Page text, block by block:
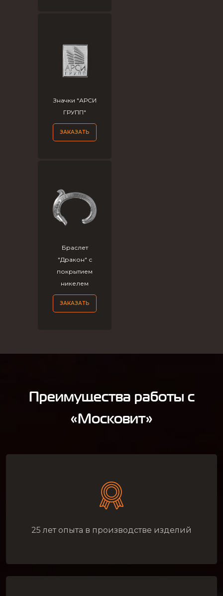
Значки "АРСИ
ГРУПП"
ЗАКАЗАТЬ
Браслет
"Дракон" с
покрытием
никелем
ЗАКАЗАТЬ
Преимущества работы с
«Московит»
25 лет опыта в производстве изделий